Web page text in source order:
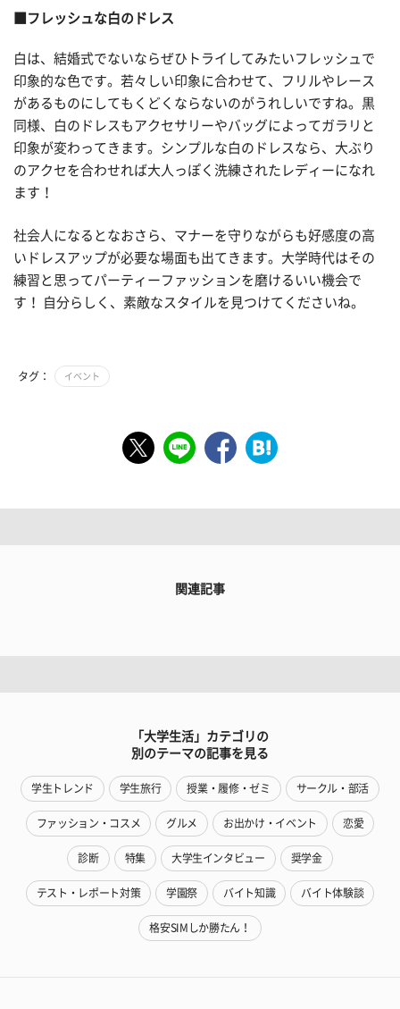
■フレッシュな白のドレス
白は、結婚式でないならぜひトライしてみたいフレッシュで
印象的な色です。若々しい印象に合わせて、フリルやレース
があるものにしてもくどくならないのがうれしいですね。黒
同様、白のドレスもアクセサリーやバッグによってガラリと
印象が変わってきます。シンプルな白のドレスなら、大ぶり
のアクセを合わせれば大人っぽく洗練されたレディーになれ
ます！
社会人になるとなおさら、マナーを守りながらも好感度の高
いドレスアップが必要な場面も出てきます。大学時代はその
練習と思ってパーティーファッションを磨けるいい機会で
す！ 自分らしく、素敵なスタイルを見つけてくださいね。
タグ： イベント
関連記事
「大学生活」カテゴリの
別のテーマの記事を見る
学生トレンド 学生旅行 授業・履修・ゼミ サークル・部活
ファッション・コスメ グルメ お出かけ・イベント 恋愛
診断 特集 大学生インタビュー 奨学金
テスト・レポート対策 学園祭 バイト知識 バイト体験談
格安SIMしか勝たん！